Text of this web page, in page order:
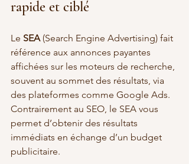
rapide et ciblé
Le SEA (Search Engine Advertising) fait
référence aux annonces payantes
affichées sur les moteurs de recherche,
souvent au sommet des résultats, via
des plateformes comme Google Ads.
Contrairement au SEO, le SEA vous
permet d’obtenir des résultats
immédiats en échange d’un budget
publicitaire.